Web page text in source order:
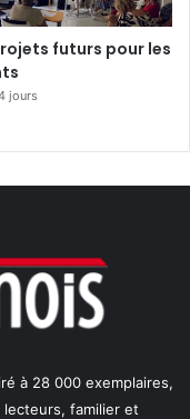
futurs pour les
jours
à 28 000 exemplaires,
familier et